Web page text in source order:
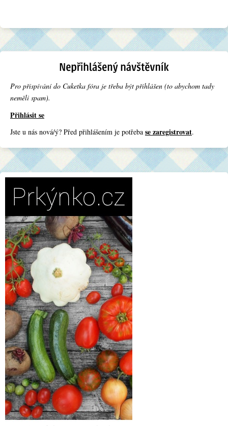
Pro přispívání do Cuketka fóra je třeba být přihlášen (to abychom tady
neměli spam).
Přihlásit se
Jste u nás nová/ý? Před přihlášením je potřeba se zaregistrovat.